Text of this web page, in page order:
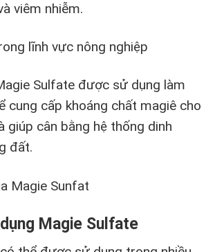
viêm nhiễm.
lĩnh vực nông nghiệp
Sulfate được sử dụng làm
cung cấp khoáng chất magiê cho
giúp cân bằng hệ thống dinh
đất.
Magie Sulfate